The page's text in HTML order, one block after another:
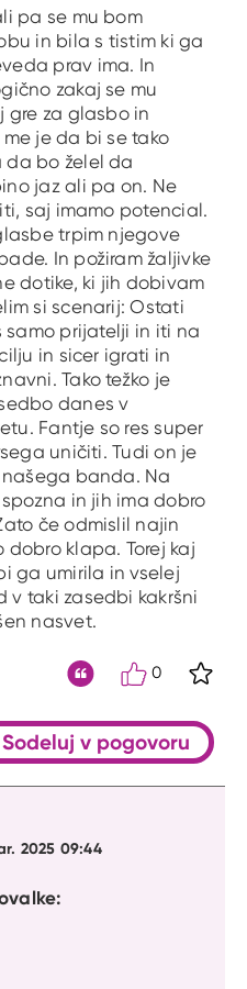
pa se mu bom
in bila s tistim ki ga
prav ima. In
zakaj se mu
gre za glasbo in
je da bi se tako
da bo želel da
jaz ali pa on. Ne
saj imamo potencial.
trpim njegove
In požiram žaljivke
dotike, ki jih dobivam
si scenarij: Ostati
samo prijatelji in iti na
in sicer igrati in
Tako težko je
danes v
Fantje so res super
uničiti. Tudi on je
banda. Na
in jih ima dobro
če odmislil najin
dobro klapa. Torej kaj
ga umirila in vselej
v taki zasedbi kakršni
nasvet.
0
Sodeluj v pogovoru
2025 09:44